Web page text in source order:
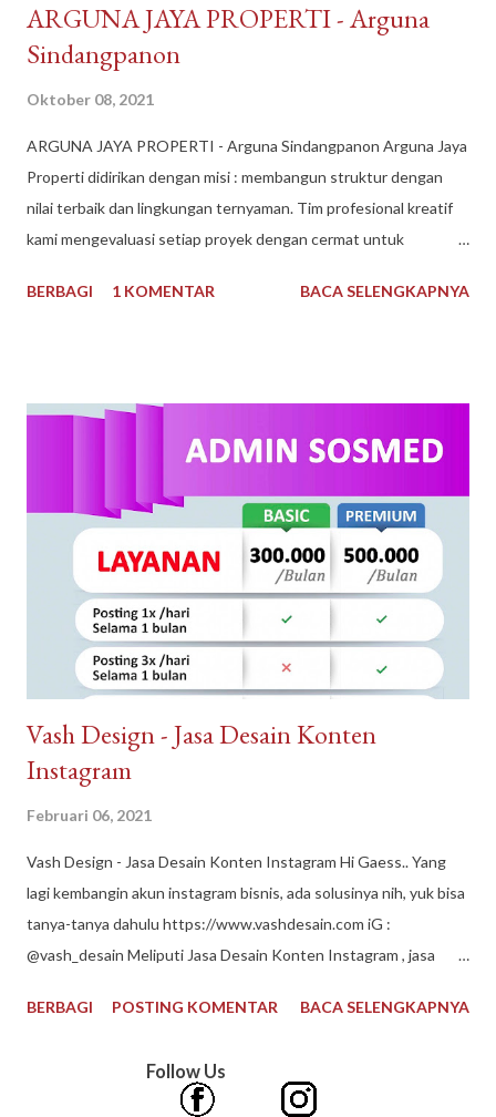
​ARGUNA JAYA PROPERTI - Arguna
Sindangpanon
Oktober 08, 2021
​ARGUNA JAYA PROPERTI - Arguna Sindangpanon Arguna Jaya
Properti didirikan dengan misi : membangun struktur dengan
nilai terbaik dan lingkungan ternyaman. Tim profesional kreatif
kami mengevaluasi setiap proyek dengan cermat untuk
tahun kami telah dikenal sebagai Pengembang Real Estate
keinginan untuk mewujudkan Impian anda. Menggunakan bahan
berkualitas dan tenaga ahli dan konstan terbaik. Arguna Jaya
Sindangpanon, rumah murah Bandung , rumah modern terbaik.
Arguna Jaya Properti Jl. Citeureup, Sindangpanon, Kec.
Banjaran, Bandung, Jawa Barat 40377
BERBAGI 1 KOMENTAR BACA SELENGKAPNYA
Vash Design - Jasa Desain Konten
Instagram
Februari 06, 2021
Vash Design - Jasa Desain Konten Instagram Hi Gaess.. Yang
lagi kembangin akun instagram bisnis, ada solusinya nih, yuk bisa
tanya-tanya dahulu https://www.vashdesain.com iG :
@vash_desain Meliputi Jasa Desain Konten Instagram , jasa
#vashdesain #jasadesainkonteninstagram #jasadesaingrafis
#contentcreator #jasadesain #editfoto #desainlogo #vector
#logousaha #buatlogo #desaingrafis #desaincover
BERBAGI POSTING KOMENTAR BACA SELENGKAPNYA
Follow Us